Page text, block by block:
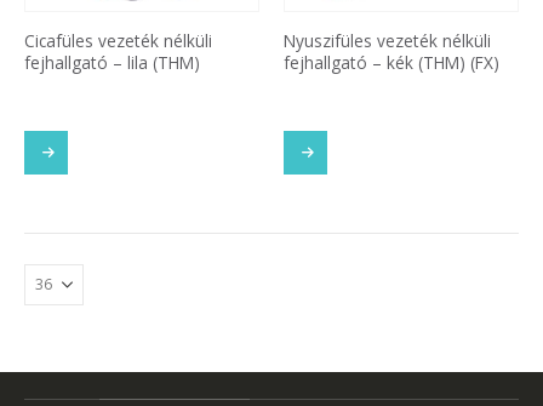
Cicafüles vezeték nélküli
fejhallgató – lila (THM)
Nyuszifüles vezeték nélküli
fejhallgató – kék (THM) (FX)